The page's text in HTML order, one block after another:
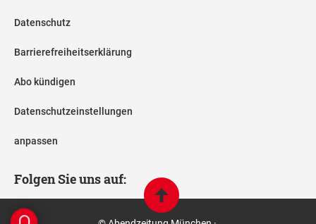
Datenschutz
Barrierefreiheitserklärung
Abo kündigen
Datenschutzeinstellungen
anpassen
Folgen Sie uns auf: